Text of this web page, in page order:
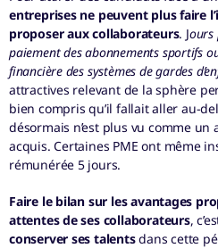
entreprises ne peuvent plus faire
proposer aux collaborateurs. Jours
paiement des abonnements sportifs
financière des systèmes de gardes
attractives relevant de la sphère
bien compris qu’il fallait aller au-
désormais n’est plus vu comme
acquis. Certaines PME ont même
rémunérée 5 jours.
Faire le bilan sur les avantages
attentes de ses collaborateurs,
conserver ses talentsdans cette